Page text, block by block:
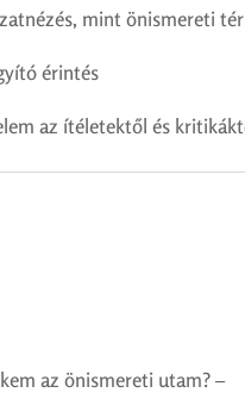
mint önismereti tér
érintés
az ítéletektől és
az önismereti utam? –